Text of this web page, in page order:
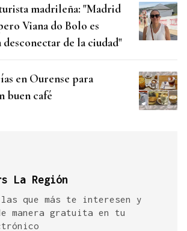
madrileña: "Madrid
Viana do Bolo es
de la ciudad"
en Ourense para
buen café
La Región
que más te interesen y
manera gratuita en tu